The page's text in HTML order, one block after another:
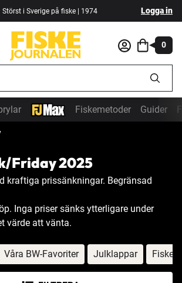
Störst i Sverige på fiske | 1974 Logga in
0
Fiskemetoder Guider
Friday 2025
kraftiga prissänkningar. Begränsad
Inga priser sänks ytterligare under
värde att vänta.
Våra BW-Favoriter Julklappar